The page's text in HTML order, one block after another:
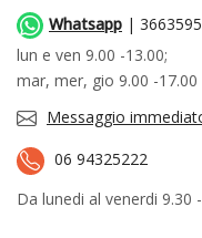
Whatsapp |
lun e ven 9.00 -13.00;
mar, mer, gio 9.00 -17.00
Messaggio
06 94325222
Da lunedi al venerdi 9.30